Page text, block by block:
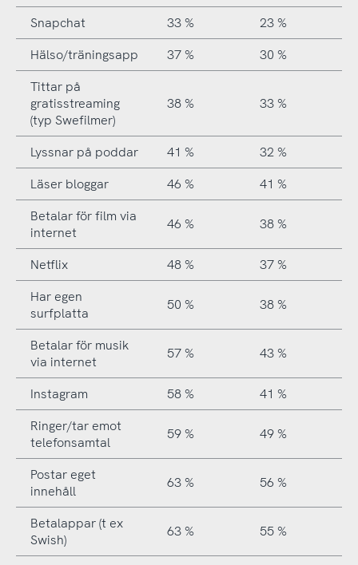
Snapchat
33 %
23 %
Hälso/träningsapp
37 %
30 %
Tittar på
gratisstreaming
(typ Swefilmer)
38 % 33 %
Lyssnar på poddar 41 %
32 %
Läser bloggar
46 %
41 %
Betalar för film via
internet
46 % 38 %
Netflix 48 %
37 %
Har egen
surfplatta
50 % 38 %
Betalar för musik
via internet
57 % 43 %
Instagram 58 %
41 %
Ringer/tar emot
telefonsamtal
59 % 49 %
Postar eget
innehåll
63 % 56 %
Betalappar (t ex
Swish)
63 % 55 %